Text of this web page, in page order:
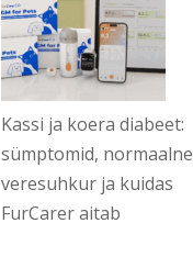
Kassi ja koera diabeet:
sümptomid, normaalne
veresuhkur ja kuidas
FurCarer aitab